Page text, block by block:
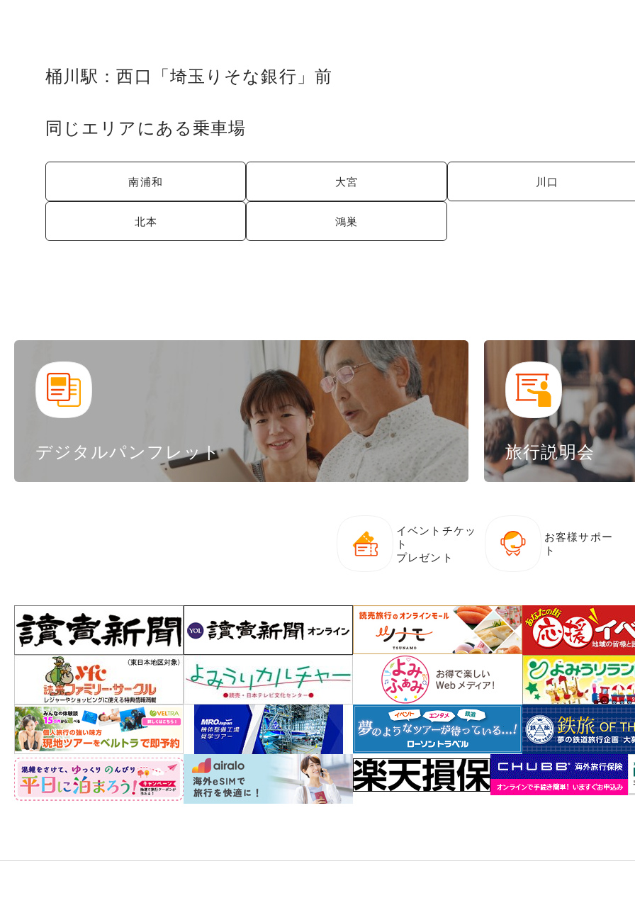
桶川駅：西口「埼玉りそな銀行」前
同じエリアにある乗車場
南浦和 大宮 川口
北本 鴻巣
デジタルパンフレット 旅行説明会
イベントチケッ
ト
プレゼント
お客様サポー
ト